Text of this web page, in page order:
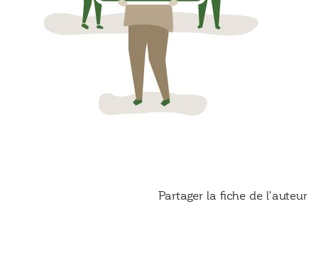
Partager la fiche de l'auteur